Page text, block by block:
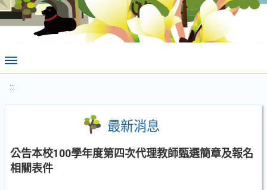
:::
最新消息
公告本校100學年度第四次代理教師甄選簡章及報名
相關表件